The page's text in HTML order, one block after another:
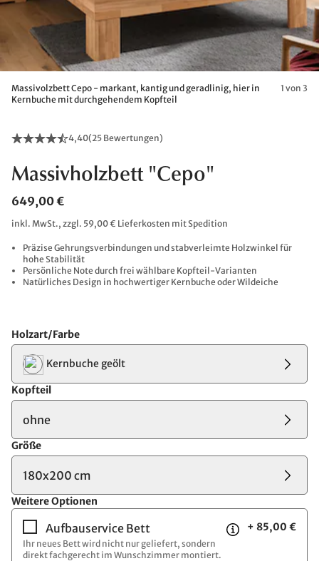
Massivolzbett Cepo - markant, kantig und geradlinig, hier in
Kernbuche mit durchgehendem Kopfteil
1 von 3
4,40(25 Bewertungen)
Massivholzbett "Cepo"
649,00 €
inkl. MwSt., zzgl. 59,00 € Lieferkosten mit Spedition
Präzise Gehrungsverbindungen und stabverleimte Holzwinkel für
hohe Stabilität
Persönliche Note durch frei wählbare Kopfteil-Varianten
Natürliches Design in hochwertiger Kernbuche oder Wildeiche
Holzart/Farbe
Kernbuche geölt
Kopfteil
ohne
Größe
180x200 cm
Weitere Optionen
Aufbauservice Bett
Ihr neues Bett wird nicht nur geliefert, sondern
direkt fachgerecht im Wunschzimmer montiert.
+ 85,00 €